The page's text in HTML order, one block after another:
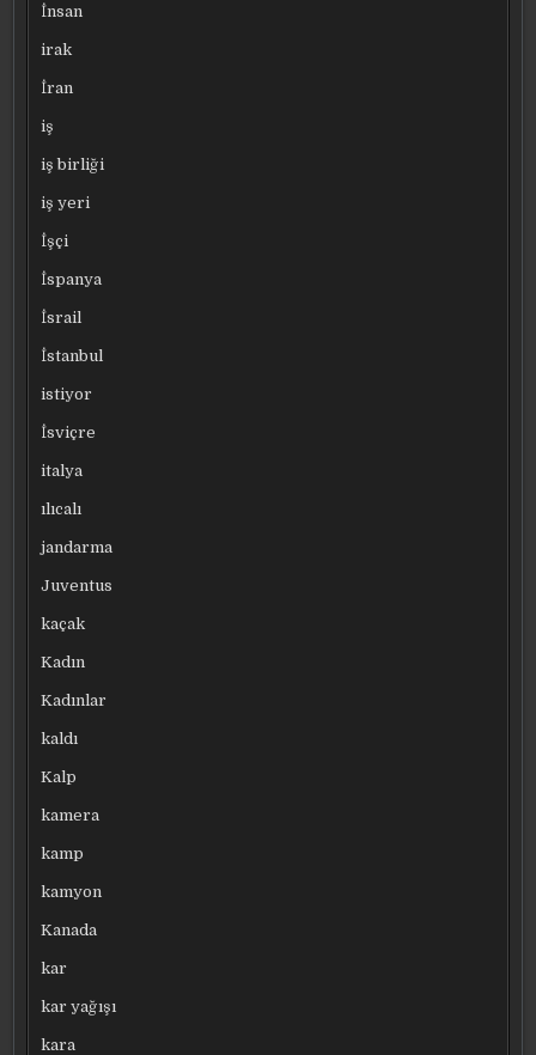
İnsan
irak
İran
iş
iş birliği
iş yeri
İşçi
İspanya
İsrail
İstanbul
istiyor
İsviçre
italya
ılıcalı
jandarma
Juventus
kaçak
Kadın
Kadınlar
kaldı
Kalp
kamera
kamp
kamyon
Kanada
kar
kar yağışı
kara